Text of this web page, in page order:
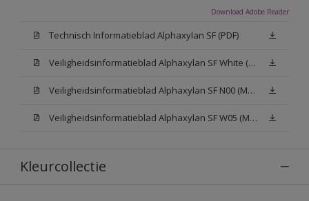
Download Adobe Reader
Technisch Informatieblad Alphaxylan SF (PDF)
Veiligheidsinformatieblad Alphaxylan SF White (MSDS)
Veiligheidsinformatieblad Alphaxylan SF N00 (MSDS)
Veiligheidsinformatieblad Alphaxylan SF W05 (MSDS)
Kleurcollectie